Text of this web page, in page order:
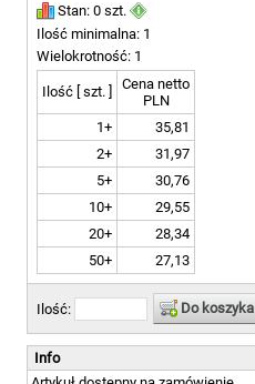
Stan: 0 szt.
Ilość minimalna: 1
Wielokrotność: 1
Ilość [ szt. ]
Cena netto
PLN
1+
35,81
2+
31,97
5+
30,76
10+
29,55
20+
28,34
50+
27,13
Ilość: Do koszyka
Info